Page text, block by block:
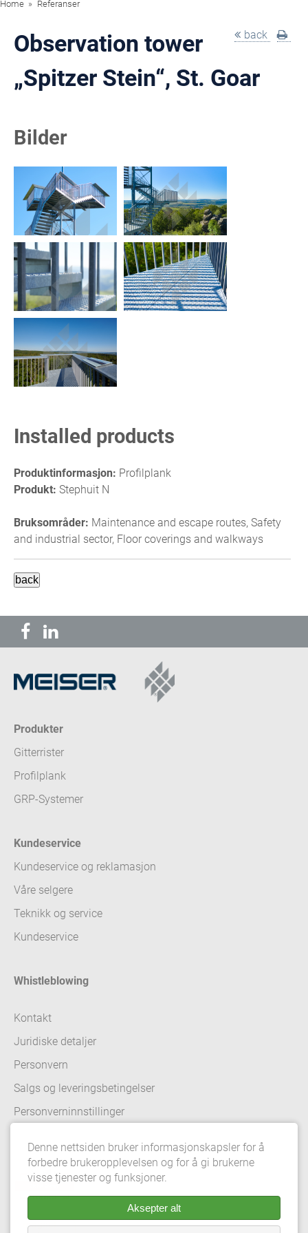
Home Referanser
back
Observation tower
„Spitzer Stein“, St. Goar
Bilder
Installed products
Produktinformasjon: Profilplank
Produkt: Stephuit N
Bruksområder: Maintenance and escape routes, Safety
and industrial sector, Floor coverings and walkways
Produkter
Gitterrister
Profilplank
GRP-Systemer
Kundeservice
Kundeservice og reklamasjon
Våre selgere
Teknikk og service
Kundeservice
Whistleblowing
Kontakt
Juridiske detaljer
Personvern
Salgs og leveringsbetingelser
Personverninnstillinger
Denne nettsiden bruker informasjonskapsler for å
forbedre brukeropplevelsen og for å gi brukerne
visse tjenester og funksjoner.
Aksepter alt